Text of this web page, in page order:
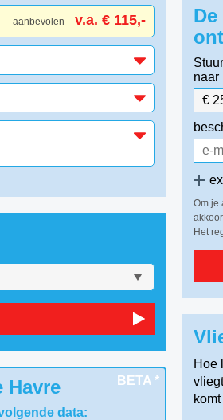
aanbevolen v.a. € 115,-
BETA *
Havre
data:
naar
Om je
Het
Hoe